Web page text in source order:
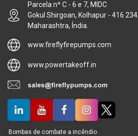
Parcela nº C - 6 e 7, MIDC
Gokul Shirgoan, Kolhapur - 416 234.
Maharashtra, Índia.
www.fireflyfirepumps.com
www.powertakeoff.in
Bombas de combate a incêndio